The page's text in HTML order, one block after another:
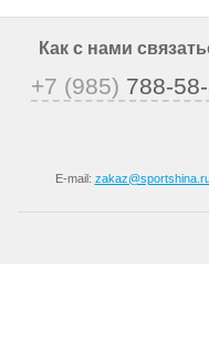
Как с нами
+7 (985) 788-
E-mail: